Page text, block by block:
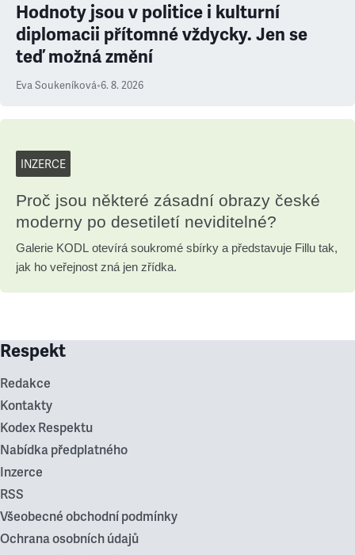
Hodnoty jsou v politice i kulturní
diplomacii přítomné vždycky. Jen se
teď možná změní
Eva Soukeníková•6. 8. 2026
INZERCE
Proč jsou některé zásadní obrazy české
moderny po desetiletí neviditelné?
Galerie KODL otevírá soukromé sbírky a představuje Fillu tak,
jak ho veřejnost zná jen zřídka.
Respekt
Redakce
Kontakty
Kodex Respektu
Nabídka předplatného
Inzerce
RSS
Všeobecné obchodní podmínky
Ochrana osobních údajů